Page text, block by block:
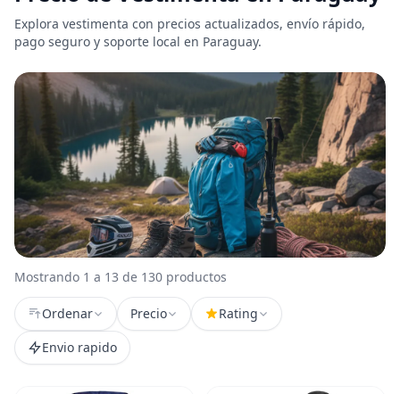
Explora vestimenta con precios actualizados, envío rápido,
pago seguro y soporte local en Paraguay.
Mostrando 1 a 13 de 130 productos
Ordenar Precio
Rating
Envio rapido